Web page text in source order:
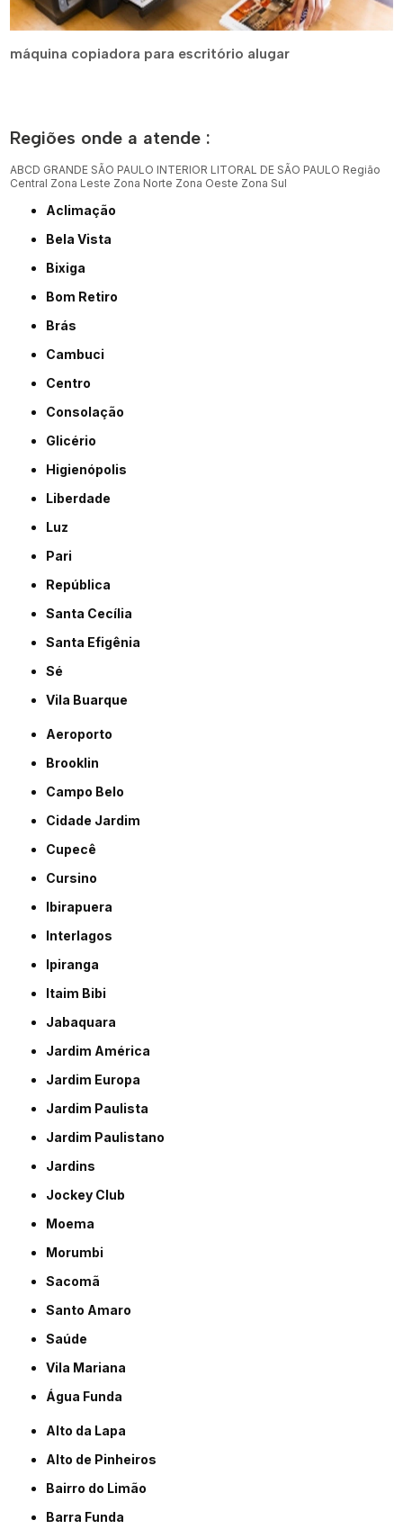
máquina copiadora para escritório alugar
Regiões onde a atende :
ABCD GRANDE SÃO PAULO INTERIOR LITORAL DE SÃO PAULO Região
Central Zona Leste Zona Norte Zona Oeste Zona Sul
Aclimação
Bela Vista
Bixiga
Bom Retiro
Brás
Cambuci
Centro
Consolação
Glicério
Higienópolis
Liberdade
Luz
Pari
República
Santa Cecília
Santa Efigênia
Sé
Vila Buarque
Aeroporto
Brooklin
Campo Belo
Cidade Jardim
Cupecê
Cursino
Ibirapuera
Interlagos
Ipiranga
Itaim Bibi
Jabaquara
Jardim América
Jardim Europa
Jardim Paulista
Jardim Paulistano
Jardins
Jockey Club
Moema
Morumbi
Sacomã
Santo Amaro
Saúde
Vila Mariana
Água Funda
Alto da Lapa
Alto de Pinheiros
Bairro do Limão
Barra Funda